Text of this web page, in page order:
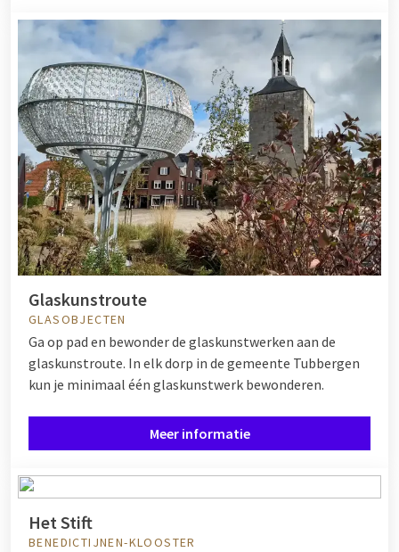
Glaskunstroute
GLASOBJECTEN
Ga op pad en bewonder de glaskunstwerken aan de
glaskunstroute. In elk dorp in de gemeente Tubbergen
kun je minimaal één glaskunstwerk bewonderen.
Meer informatie
Het Stift
BENEDICTIJNEN-KLOOSTER